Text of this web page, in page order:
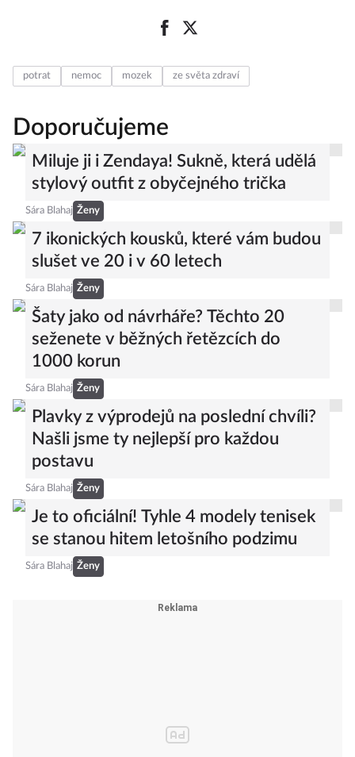
potrat nemoc mozek ze světa zdraví
Doporučujeme
Miluje ji i Zendaya! Sukně, která udělá
stylový outfit z obyčejného trička
Sára Blahaj Ženy
7 ikonických kousků, které vám budou
slušet ve 20 i v 60 letech
Sára Blahaj Ženy
Šaty jako od návrháře? Těchto 20
seženete v běžných řetězcích do
1000 korun
Sára Blahaj Ženy
Plavky z výprodejů na poslední chvíli?
Našli jsme ty nejlepší pro každou
postavu
Sára Blahaj Ženy
Je to oficiální! Tyhle 4 modely tenisek
se stanou hitem letošního podzimu
Sára Blahaj Ženy